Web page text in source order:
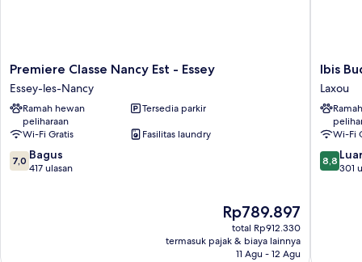
Premiere
Classe
Nancy
Est
Essey
Essey-
les-
Premiere Classe Nancy Est - Essey
Essey-les-Nancy
Ramah hewan
peliharaan
Tersedia parkir
Wi-Fi Gratis
Fasilitas laundry
7.0
dari
7,0 Bagus
417 ulasan
Harga
sekarang
Rp789.897
Rp789.897
total Rp912.330
termasuk pajak & biaya lainnya
11 Agu - 12 Agu
Ibis
Budget
Nancy
Laxou
Laxou
Ibis
Laxou
Wi-Fi
8.8
dari
8,8
301